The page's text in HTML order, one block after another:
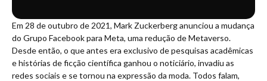
Em 28 de outubro de 2021, Mark Zuckerberg anunciou a mudança
do Grupo Facebook para Meta, uma redução de Metaverso.
Desde então, o que antes era exclusivo de pesquisas acadêmicas
e histórias de ficção científica ganhou o noticiário, invadiu as
redes sociais e se tornou na expressão da moda. Todos falam,